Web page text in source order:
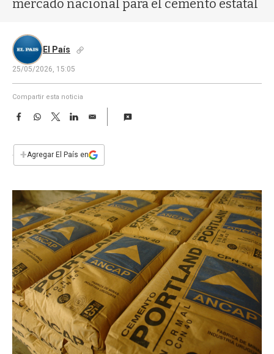
mercado nacional para el cemento estatal
El País
25/05/2026, 15:05
Compartir esta noticia
F
e
b
k
W
s
p
T
w
t
L
n
E
i
l
+Agregar El País en